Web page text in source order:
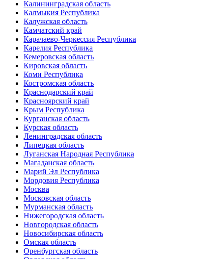
Калининградская область
Калмыкия Республика
Калужская область
Камчатский край
Карачаево-Черкессия Республика
Карелия Республика
Кемеровская область
Кировская область
Коми Республика
Костромская область
Краснодарский край
Красноярский край
Крым Республика
Курганская область
Курская область
Ленинградская область
Липецкая область
Луганская Народная Республика
Магаданская область
Марий Эл Республика
Мордовия Республика
Москва
Московская область
Мурманская область
Нижегородская область
Новгородская область
Новосибирская область
Омская область
Оренбургская область